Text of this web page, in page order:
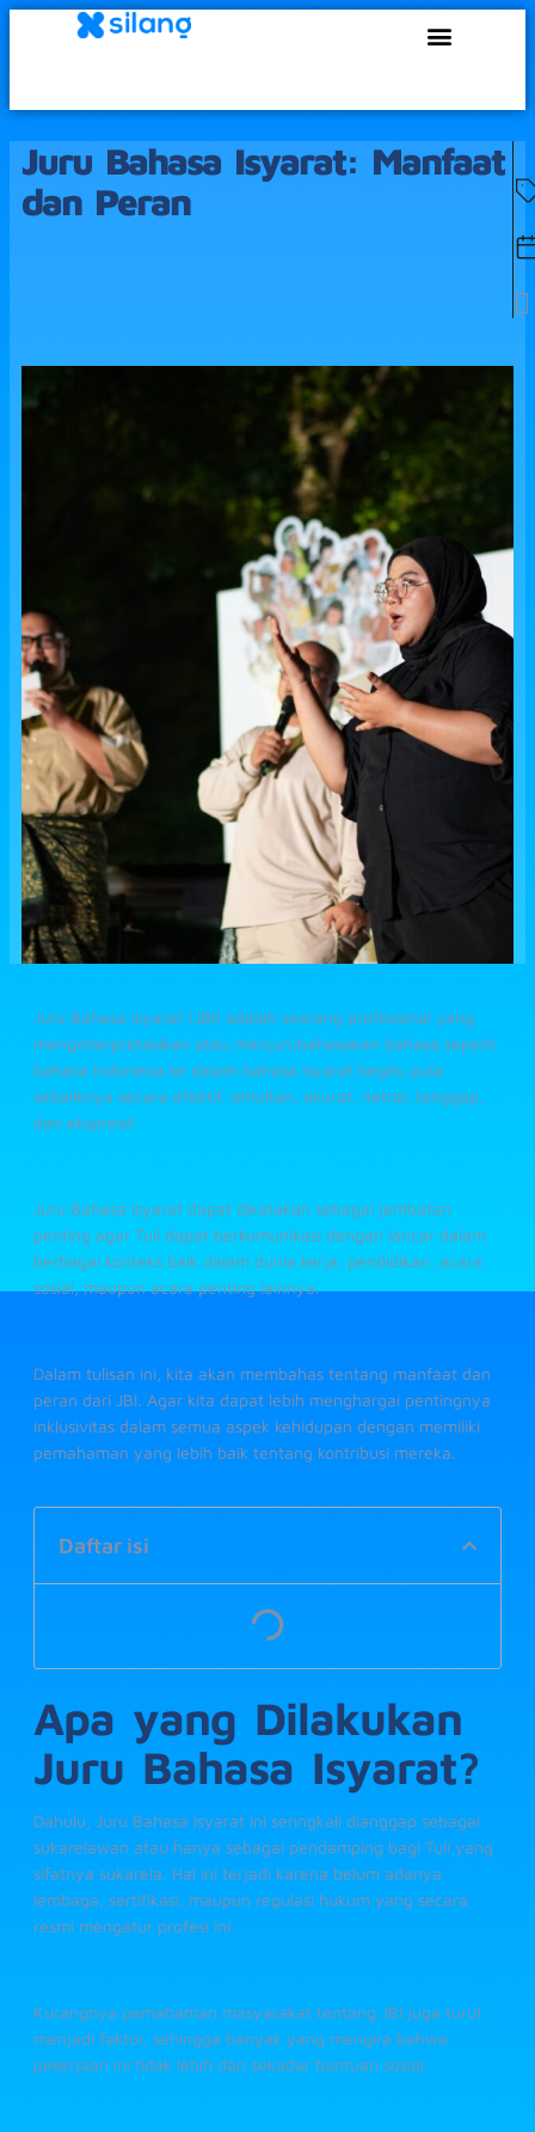
Juru Bahasa Isyarat: Manfaat
dan Peran
Juru Bahasa Isyarat (JBI) adalah seorang profesional yang
menginterpretasikan atau menjurubahasakan bahasa seperti
bahasa Indonesia ke dalam bahasa isyarat begitu pula
sebaliknya secara efektif, simultan, akurat, netral, tanggap,
dan ekspresif.
Juru Bahasa Isyarat dapat dikatakan sebagai jembatan
penting agar Tuli dapat berkomunikasi dengan lancar dalam
berbagai konteks baik dalam dunia kerja, pendidikan, acara
sosial, maupun acara penting lainnya.
Dalam tulisan ini, kita akan membahas tentang manfaat dan
peran dari JBI. Agar kita dapat lebih menghargai pentingnya
inklusivitas dalam semua aspek kehidupan dengan memiliki
pemahaman yang lebih baik tentang kontribusi mereka.
Daftar isi
Apa yang Dilakukan
Juru Bahasa Isyarat?
Dahulu, Juru Bahasa Isyarat ini seringkali dianggap sebagai
sukarelawan atau hanya sebagai pendamping bagi Tuli yang
sifatnya sukarela. Hal ini terjadi karena belum adanya
lembaga, sertifikasi, maupun regulasi hukum yang secara
resmi mengatur profesi ini.
Kurangnya pemahaman masyarakat tentang JBI juga turut
menjadi faktor, sehingga banyak yang mengira bahwa
pekerjaan ini tidak lebih dari sekadar bantuan sosial.